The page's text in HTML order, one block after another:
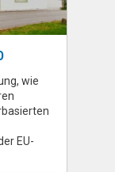
wie
EU-